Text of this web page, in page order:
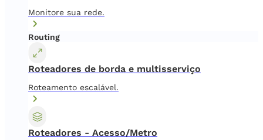
Monitore sua rede.
Routing
Roteadores de borda e multisserviço
Roteamento escalável.
Roteadores - Acesso/Metro